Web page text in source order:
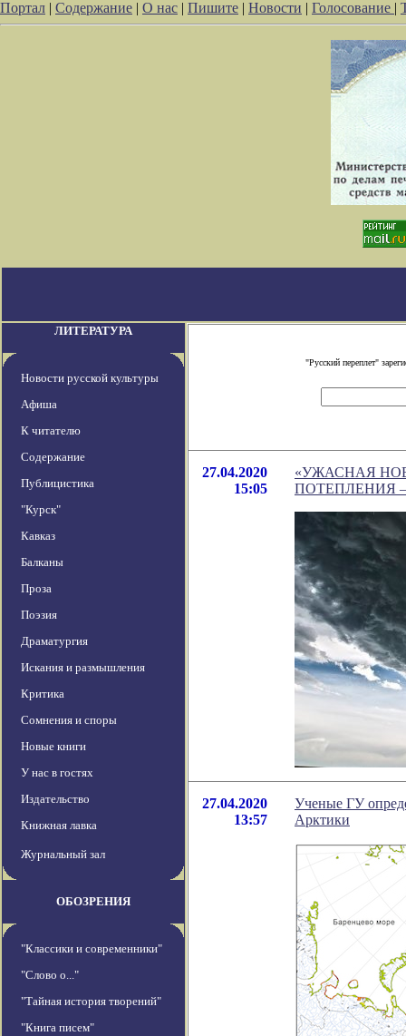
Портал | Содержание | О нас | Пишите | Новости | Голосование |
ЛИТЕРАТУРА
Новости русской культуры
Афиша
К читателю
Содержание
Публицистика
"Курск"
Кавказ
Балканы
Проза
Поэзия
Драматургия
Искания и размышления
Критика
Сомнения и споры
Новые книги
У нас в гостях
Издательство
Книжная лавка
Журнальный зал
ОБОЗРЕНИЯ
"Классики и современники"
"Слово о..."
"Тайная история творений"
"Книга писем"
"Русский переплет"
27.04.2020
15:05
«УЖАСНАЯ
ПОТЕПЛЕНИЯ
27.04.2020
13:57
Ученые ГУ
Арктики